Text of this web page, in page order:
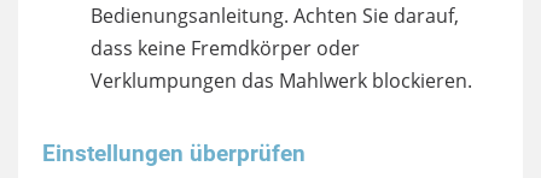
Bedienungsanleitung. Achten Sie darauf,
dass keine Fremdkörper oder
Verklumpungen das Mahlwerk blockieren.
Einstellungen überprüfen